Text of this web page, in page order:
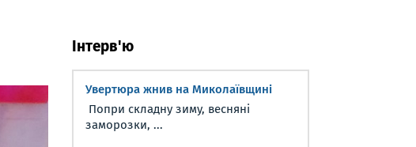
Інтерв'ю
Увертюра жнив на Миколаївщині
Попри складну зиму, весняні
заморозки, ...